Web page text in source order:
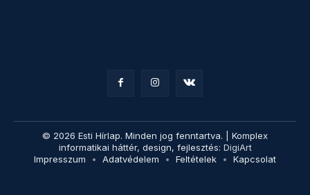
© 2026 Esti Hírlap. Minden jog fenntartva. | Komplex
informatikai háttér, design, fejlesztés: DigiArt
Impresszum
Adatvédelem Feltételek Kapcsolat